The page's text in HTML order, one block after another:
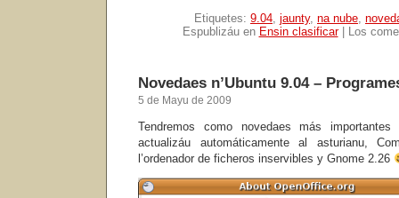
Etiquetes: 9.04, jaunty, na nube,
Espublizáu en Ensin clasificar| Los
Novedaes n’Ubuntu 9.04 –
5 de Mayu de 2009
Tendremos como novedaes más
actualizáu automáticamente al asturianu,
l’ordenador de ficheros inservibles y Gnome 2.26